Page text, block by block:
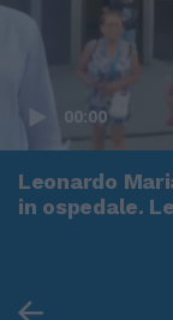
00:00
Leonardo
in ospedale.